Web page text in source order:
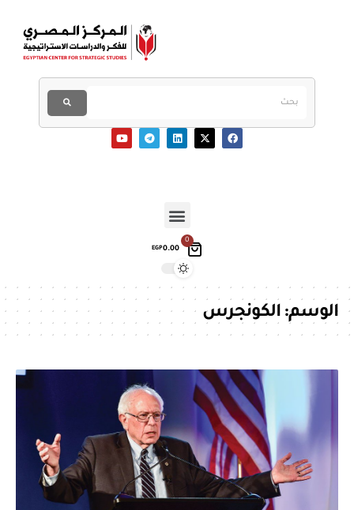
0
EGP0.00
الوسم:الكونجرس